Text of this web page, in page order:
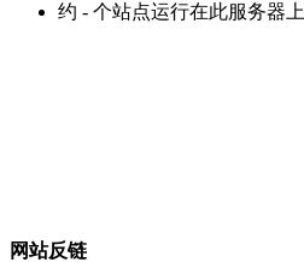
约 - 个站点运行在此服务器上
网站反链